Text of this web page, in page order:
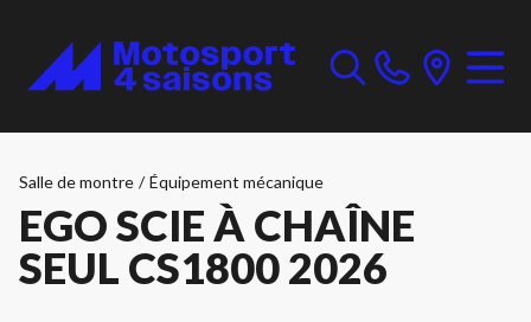
Salle de montre / Équipement mécanique
EGO SCIE À CHAÎNE
SEUL CS1800 2026